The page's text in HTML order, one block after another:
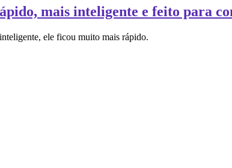
mais inteligente e feito para
ele ficou muito mais rápido.